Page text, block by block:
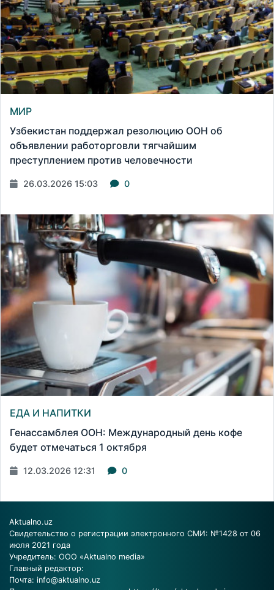
МИР
Узбекистан поддержал резолюцию ООН об
объявлении работорговли тягчайшим
преступлением против человечности
26.03.2026 15:03 0
ЕДА И НАПИТКИ
Генассамблея ООН: Международный день кофе
будет отмечаться 1 октября
12.03.2026 12:31 0
Aktualno.uz
Свидетельство о регистрации электронного СМИ: №1428 от 06
июля 2021 года
Учредитель: ООО «Aktualno media»
Главный редактор:
Почта: info@aktualno.uz